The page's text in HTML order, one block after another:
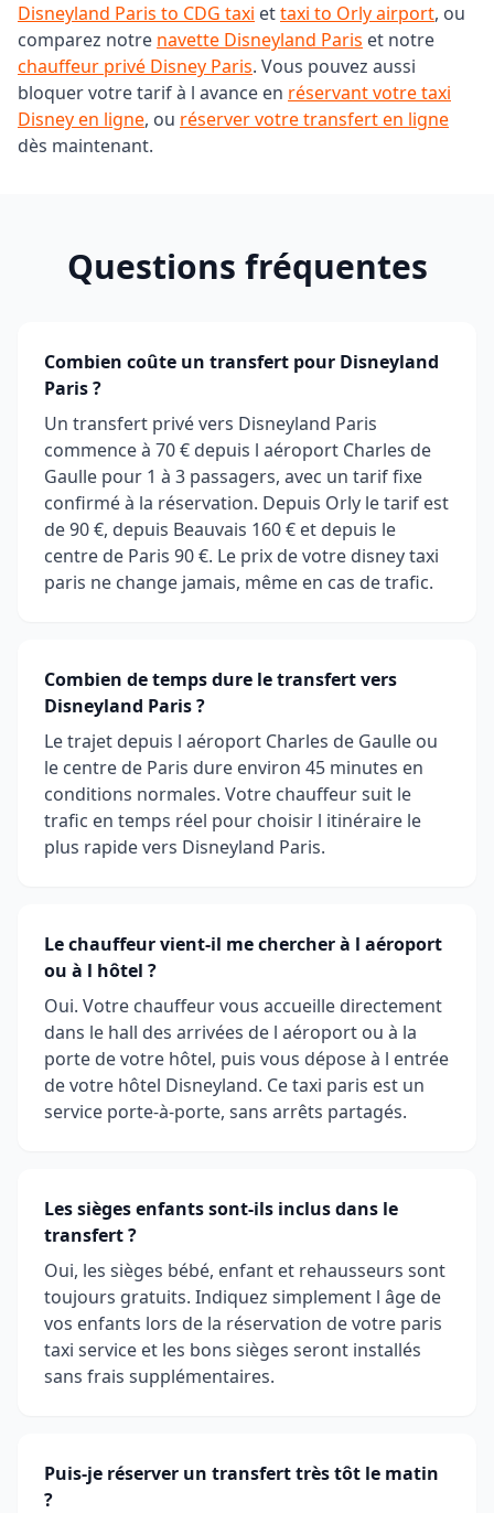
Disneyland Paris to CDG taxi ettaxi to Orly airport, ou
comparez notre navette Disneyland Paris et notre
chauffeur privé Disney Paris. Vous pouvez aussi
bloquer votre tarif à l avance en réservant votre taxi
Disney en ligne, ou réserver votre transfert en ligne
dès maintenant.
Questions fréquentes
Combien coûte un transfert pour Disneyland
Paris ?
Un transfert privé vers Disneyland Paris
commence à 70 € depuis l aéroport Charles de
Gaulle pour 1 à 3 passagers, avec un tarif fixe
confirmé à la réservation. Depuis Orly le tarif est
de 90 €, depuis Beauvais 160 € et depuis le
centre de Paris 90 €. Le prix de votre disney taxi
paris ne change jamais, même en cas de trafic.
Combien de temps dure le transfert vers
Disneyland Paris ?
Le trajet depuis l aéroport Charles de Gaulle ou
le centre de Paris dure environ 45 minutes en
conditions normales. Votre chauffeur suit le
trafic en temps réel pour choisir l itinéraire le
plus rapide vers Disneyland Paris.
Le chauffeur vient-il me chercher à l aéroport
ou à l hôtel ?
Oui. Votre chauffeur vous accueille directement
dans le hall des arrivées de l aéroport ou à la
porte de votre hôtel, puis vous dépose à l entrée
de votre hôtel Disneyland. Ce taxi paris est un
service porte-à-porte, sans arrêts partagés.
Les sièges enfants sont-ils inclus dans le
transfert ?
Oui, les sièges bébé, enfant et rehausseurs sont
toujours gratuits. Indiquez simplement l âge de
vos enfants lors de la réservation de votre paris
taxi service et les bons sièges seront installés
sans frais supplémentaires.
Puis-je réserver un transfert très tôt le matin
?